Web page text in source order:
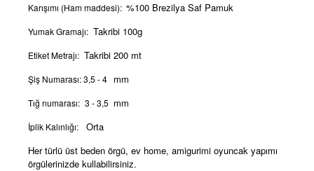
Karışımı (Ham maddesi): %100 Brezilya Saf Pamuk
Yumak Gramajı: Takribi 100g
Etiket Metrajı: Takribi 200 mt
Şiş Numarası: 3,5 - 4 mm
Tığ numarası: 3 - 3,5 mm
İplik Kalınlığı:
Orta
Her türlü üst beden örgü, ev home, amigurimi oyuncak yapımı
örgülerinizde kullabilirsiniz.